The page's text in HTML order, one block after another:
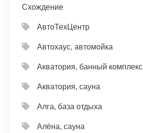
Схождение
АвтоТехЦентр
Автохаус, автомойка
Акватория, банный комплекс
Акватория, сауна
Алга, база отдыха
Алёна, сауна